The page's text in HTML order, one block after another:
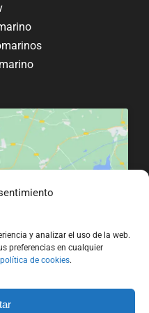
y analizar el uso de la web.
preferencias en cualquier
política de cookies.
de marketing